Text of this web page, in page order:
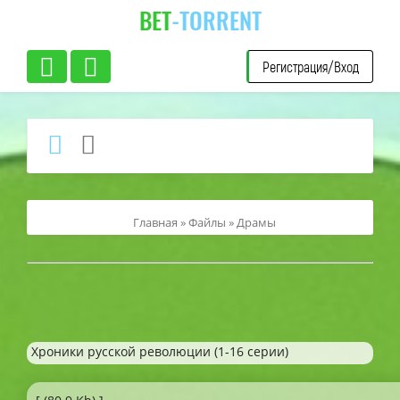
BET-TORRENT
Регистрация/Вход
Главная »Файлы »Драмы
Хроники русской революции (1-16 серии)